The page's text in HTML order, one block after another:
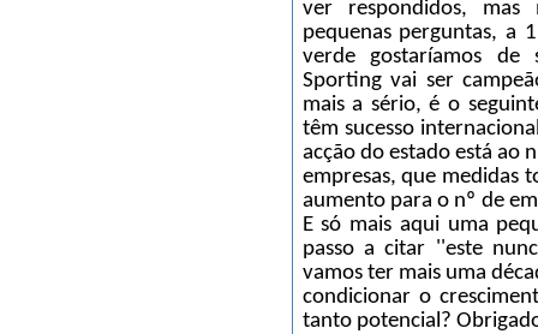
ver respondidos, mas
pequenas perguntas, a
verde gostaríamos de
Sporting vai ser
mais a sério, é o
têm sucesso
acção do estado está ao
empresas, que medidas
aumento para o nº de
E só mais aqui uma
passo a citar ''este
vamos ter mais uma
condicionar o
tanto potencial?